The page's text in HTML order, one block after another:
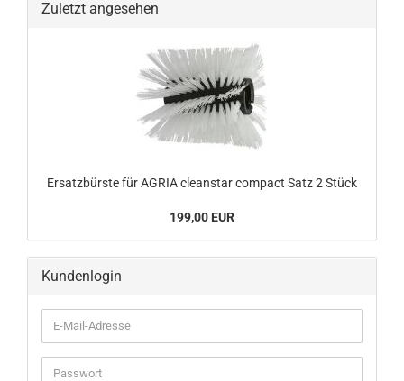
Zuletzt angesehen
Er­satz­bürs­te für AGRIA cle­an­star com­pact Satz 2 Stück
199,00 EUR
Kundenlogin
E-
Mail-
Adresse
Passwort